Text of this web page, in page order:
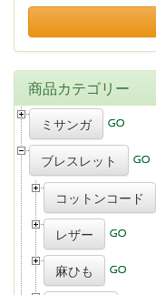
商品カテゴリー
ミサンガ
ブレスレット
コットンコード
レザー
麻ひも